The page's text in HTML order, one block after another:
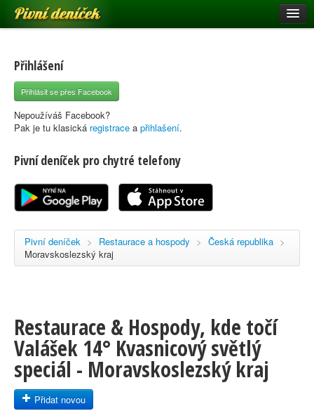
Pivní deníček
Pivní mapa
Pivní značky
Nápověda
Registrace
Přihlášení
Přihlásit se přes Facebook
Nepoužíváš Facebook?
Pak je tu klasická registrace a přihlašení.
Pivní deníček pro chytré telefony
Pivní deníček > Restaurace a hospody > Česká republika >
Moravskoslezský kraj
Restaurace & Hospody, kde točí
Valášek 14° Kvasnicový světlý
speciál - Moravskoslezský kraj
Přidat novou